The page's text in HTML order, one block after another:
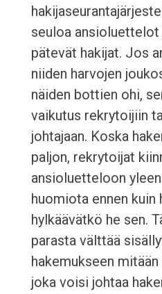
seuloa ansioluettelot
pätevät hakijat. Jos
niiden harvojen
näiden bottien ohi,
vaikutus rekrytoijiin
johtajaan. Koska
paljon, rekrytoijat
ansioluetteloon
huomiota ennen kuin
hylkäävätkö he sen.
parasta välttää
hakemukseen
joka voisi johtaa